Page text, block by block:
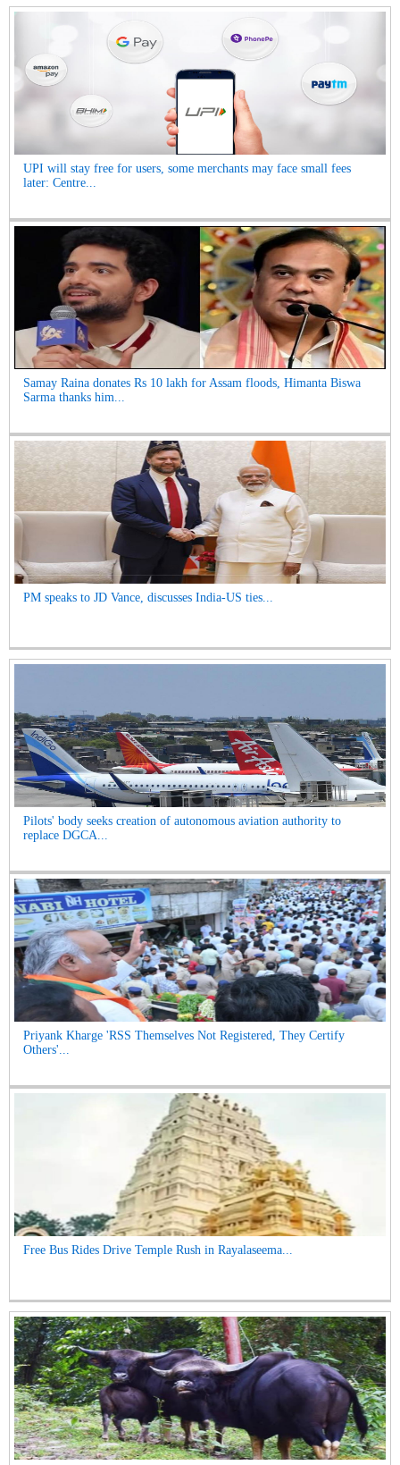
UPI will stay free for users, some merchants may face small fees
later: Centre...
Samay Raina donates Rs 10 lakh for Assam floods, Himanta Biswa
Sarma thanks him...
PM speaks to JD Vance, discusses India-US ties...
Pilots' body seeks creation of autonomous aviation authority to
replace DGCA...
Priyank Kharge 'RSS Themselves Not Registered, They Certify
Others'...
Free Bus Rides Drive Temple Rush in Rayalaseema...